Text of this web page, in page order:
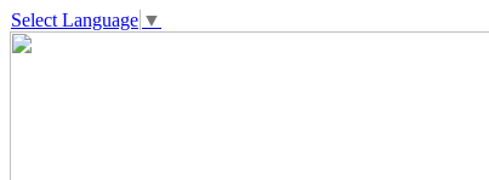
Select Language ▼